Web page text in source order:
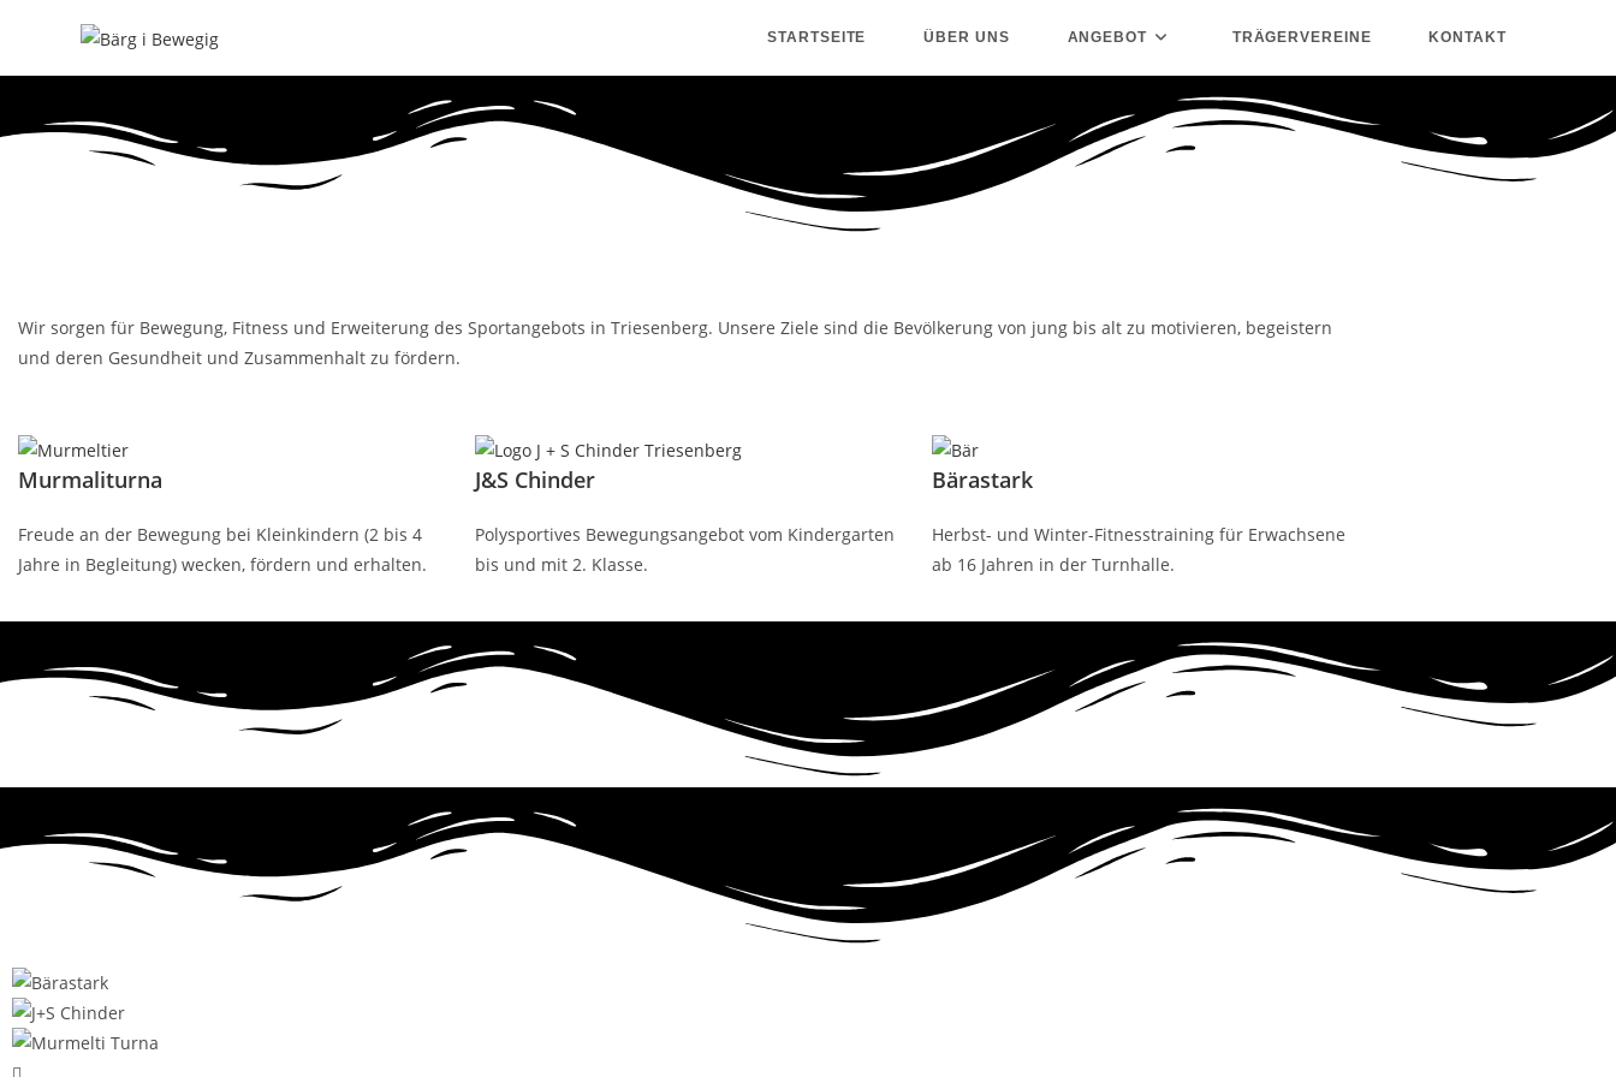
STARTSEITE ÜBER UNS ANGEBOT TRÄGERVEREINE KONTAKT
Wir sorgen für Bewegung, Fitness und Erweiterung des Sportangebots in Triesenberg. Unsere Ziele sind die Bevölkerung von jung bis alt zu motivieren, begeistern
und deren Gesundheit und Zusammenhalt zu fördern.
Murmaliturna
Freude an der Bewegung bei Kleinkindern (2 bis 4
Jahre in Begleitung) wecken, fördern und erhalten.
J&S Chinder
Polysportives Bewegungsangebot vom Kindergarten
bis und mit 2. Klasse.
Bärastark
Herbst- und Winter-Fitnesstraining für Erwachsene
ab 16 Jahren in der Turnhalle.